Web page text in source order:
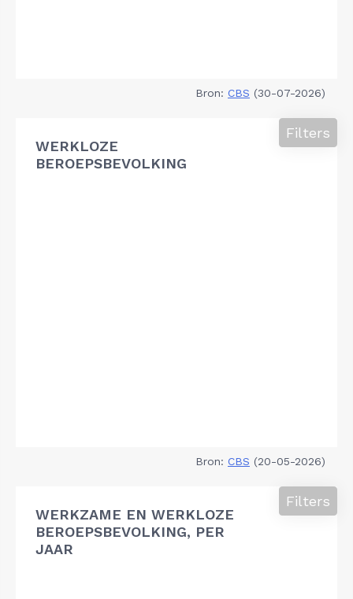
Bron: CBS (30-07-2026)
WERKLOZE
BEROEPSBEVOLKING
Filters
Bron: CBS (20-05-2026)
WERKZAME EN WERKLOZE
BEROEPSBEVOLKING, PER
JAAR
Filters